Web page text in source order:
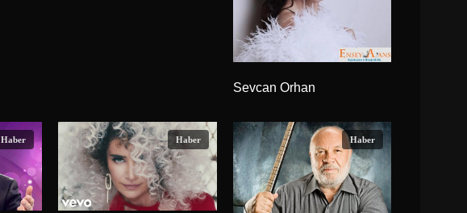
Sevcan Orhan
Haber Haber Haber